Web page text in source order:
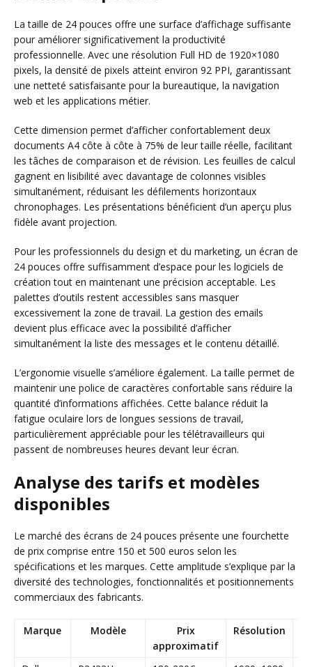
La taille de 24 pouces offre une surface d’affichage suffisante
pour améliorer significativement la productivité
professionnelle. Avec une résolution Full HD de 1920×1080
pixels, la densité de pixels atteint environ 92 PPI, garantissant
une netteté satisfaisante pour la bureautique, la navigation
web et les applications métier.
Cette dimension permet d’afficher confortablement deux
documents A4 côte à côte à 75% de leur taille réelle, facilitant
les tâches de comparaison et de révision. Les feuilles de calcul
gagnent en lisibilité avec davantage de colonnes visibles
simultanément, réduisant les défilements horizontaux
chronophages. Les présentations bénéficient d’un aperçu plus
fidèle avant projection.
Pour les professionnels du design et du marketing, un écran de
24 pouces offre suffisamment d’espace pour les logiciels de
création tout en maintenant une précision acceptable. Les
palettes d’outils restent accessibles sans masquer
excessivement la zone de travail. La gestion des emails
devient plus efficace avec la possibilité d’afficher
simultanément la liste des messages et le contenu détaillé.
L’ergonomie visuelle s’améliore également. La taille permet de
maintenir une police de caractères confortable sans réduire la
quantité d’informations affichées. Cette balance réduit la
fatigue oculaire lors de longues sessions de travail,
particulièrement appréciable pour les télétravailleurs qui
passent de nombreuses heures devant leur écran.
Analyse des tarifs et modèles
disponibles
Le marché des écrans de 24 pouces présente une fourchette
de prix comprise entre 150 et 500 euros selon les
spécifications et les marques. Cette amplitude s’explique par la
diversité des technologies, fonctionnalités et positionnements
commerciaux des fabricants.
Marque Modèle
Prix
approximatif
Résolution